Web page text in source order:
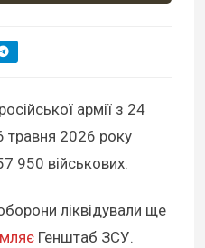
армії з 24
травня 2026 року
950 військових.
ліквідували ще
Генштаб ЗСУ.